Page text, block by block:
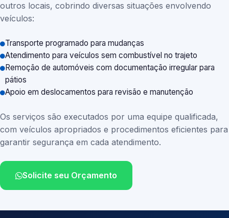
outros locais, cobrindo diversas situações envolvendo
veículos:
Transporte programado para mudanças
Atendimento para veículos sem combustível no trajeto
Remoção de automóveis com documentação irregular para
pátios
Apoio em deslocamentos para revisão e manutenção
Os serviços são executados por uma equipe qualificada,
com veículos apropriados e procedimentos eficientes para
garantir segurança em cada atendimento.
Solicite seu Orçamento